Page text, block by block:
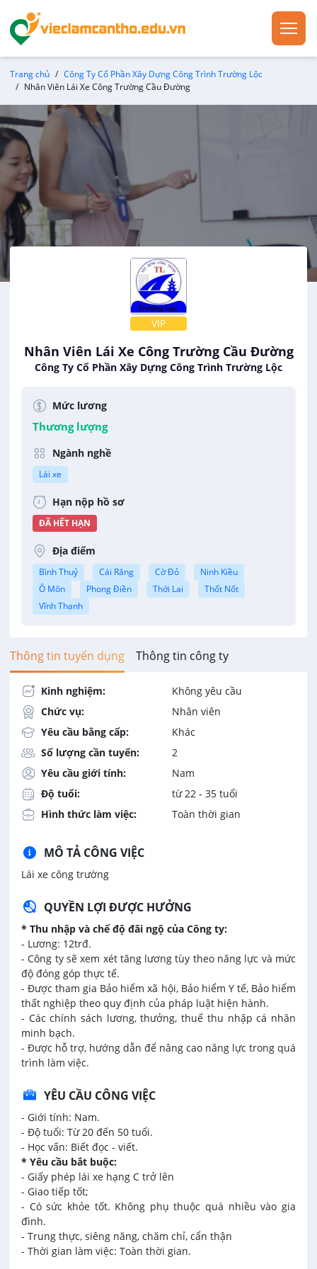
Trang chủ
Công Ty Cổ Phần Xây Dựng Công Trình Trường Lộc
Nhân Viên Lái Xe Công Trường Cầu Đường
VIP
Nhân Viên Lái Xe Công Trường Cầu Đường
Công Ty Cổ Phần Xây Dựng Công Trình Trường Lộc
Mức lương
Thương lượng
Ngành nghề
Lái xe
Hạn nộp hồ sơ
ĐÃ HẾT HẠN
Địa điểm
Bình Thuỷ Cái Răng Cờ Đỏ
Ninh Kiều
Ô Môn
Phong Điền Thới Lai
Thốt Nốt
Vĩnh Thạnh
Thông tin tuyển dụng Thông tin công ty
Kinh nghiệm:
Không yêu cầu
Chức vụ:
Nhân viên
Yêu cầu bằng cấp:
Khác
Số lượng cần tuyển:
2
Yêu cầu giới tính:
Nam
Độ tuổi:
từ 22 - 35 tuổi
Hình thức làm việc:
Toàn thời gian
MÔ TẢ CÔNG VIỆC
Lái xe công trường
QUYỀN LỢI ĐƯỢC HƯỞNG
* Thu nhập và chế độ đãi ngộ của Công ty:
- Lương: 12trđ.
- Công ty sẽ xem xét tăng lương tùy theo năng lực và mức
độ đóng góp thực tế.
- Được tham gia Bảo hiểm xã hội, Bảo hiểm Y tế, Bảo hiểm
thất nghiệp theo quy định của pháp luật hiện hành.
- Các chính sách lương, thưởng, thuế thu nhập cá nhân
minh bạch.
- Được hỗ trợ, hướng dẫn để nâng cao năng lực trong quá
trình làm việc.
YÊU CẦU CÔNG VIỆC
- Giới tính: Nam.
- Độ tuổi: Từ 20 đến 50 tuổi.
- Học vấn: Biết đọc - viết.
* Yêu cầu bắt buộc:
- Giấy phép lái xe hạng C trở lên
- Giao tiếp tốt;
- Có sức khỏe tốt. Không phụ thuộc quá nhiều vào gia
đình.
- Trung thực, siêng năng, chăm chỉ, cẩn thận
- Thời gian làm việc: Toàn thời gian.